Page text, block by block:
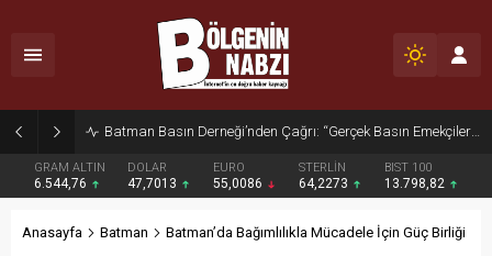
Zabıta Ekiplerinden Yol ve Kaldırım İşgaline Geçit Yok!
GRAM ALTIN
6.544,76
DOLAR
47,7013
EURO
55,0086
STERLİN
64,2273
BIST 100
13.798,82
Anasayfa Batman Batman’da Bağımlılıkla Mücadele İçin Güç Birliği